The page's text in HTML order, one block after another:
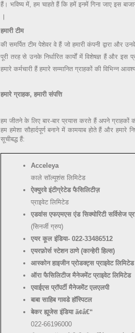
हैं। भविष्य में, हम चाहते हैं कि हमें इनमें गिना जाए इस
।
हमारी टीम
की समर्पित टीम पेशेवर वे हैं जो हमारी कंपनी द्वारा
पूरी तरह से उनके निर्धारित कार्यों में विशेषज्ञ हैं और
हमारे कर्मचारी हैं हमारे सम्मानित ग्राहकों की
हमारे ग्राहक, हमारी संपत्ति
हम जीतने के लिए बार-बार प्रयास करते हैं अपने ग्राहकों
हम हमेशा सौहार्दपूर्ण बनाने में कामयाब होते हैं और
सूचीबद्ध हैं:
Acceleya
काले सॉल्यूशंस लिमिटेड
ऐक्युरवे इंटीग्रेटेड फैसिलिटीज़
प्राइवेट लिमिटेड
एडवांस एफएमएस एंड सिक्योरिटी सर्विसेज
(सिनर्जी ग्रुप)
एयर कूल इंडिया- 022-33486512
एयरफ़ोर्स स्टेशन ठाणे (कान्हेरी हिल्स)
आस्कोन हाइजीन प्रोडक्ट्स प्राइवेट लिमिटेड
ऑरा फैसिलिटीज मैनेजमेंट प्राइवेट लिमिटेड
एवाईएस प्रॉपर्टी मैनेजमेंट एलएलपी
बाबा साहिब गावडे हॉस्पिटल
बेकर ह्यूजेस इंडिया ã¢â€“
022-66196000